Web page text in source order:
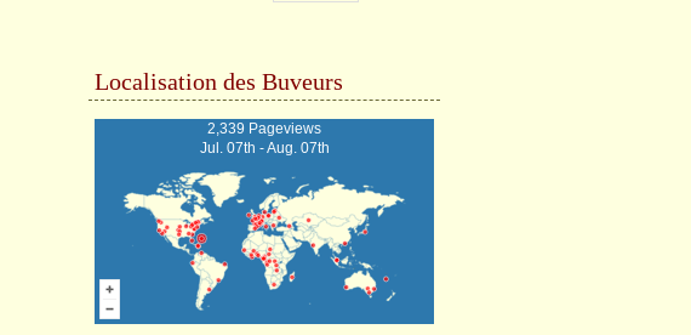
Localisation des Buveurs
2,339 Pageviews
Jul. 07th - Aug. 07th